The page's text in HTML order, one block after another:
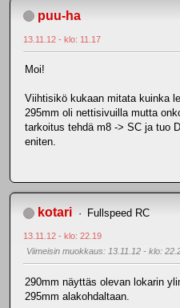
puu-ha
13.11.12 - klo: 11.17
Moi!
Viihtisikö kukaan mitata kuinka
295mm oli nettisivuilla mutta
tarkoitus tehdä m8 -> SC ja tuo
eniten.
kotari Fullspeed RC
13.11.12 - klo: 22.19
Viimeisin muokkaus: 13.11.12 - klo:
290mm näyttäs olevan lokarin
295mm alakohdaltaan.